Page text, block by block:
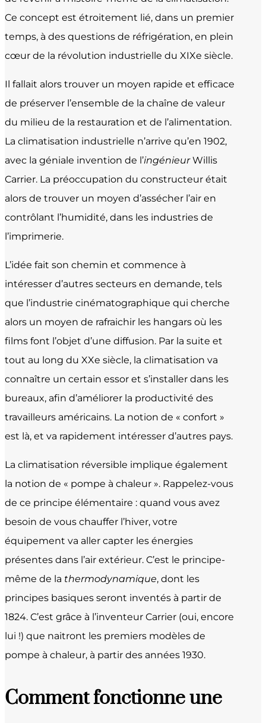
Ce concept est étroitement lié, dans un premier
temps, à des questions de réfrigération, en plein
cœur de la révolution industrielle du XIXe siècle.
Il fallait alors trouver un moyen rapide et efficace
de préserver l’ensemble de la chaîne de valeur
du milieu de la restauration et de l’alimentation.
La climatisation industrielle n’arrive qu’en 1902,
avec la géniale invention de l’ingénieurWillis
Carrier. La préoccupation du constructeur était
alors de trouver un moyen d’assécher l’air en
contrôlant l’humidité, dans les industries de
l’imprimerie.
L’idée fait son chemin et commence à
intéresser d’autres secteurs en demande, tels
que l’industrie cinématographique qui cherche
alors un moyen de rafraichir les hangars où les
films font l’objet d’une diffusion. Par la suite et
tout au long du XXe siècle, la climatisation va
connaître un certain essor et s’installer dans les
bureaux, afin d’améliorer la productivité des
travailleurs américains. La notion de « confort »
est là, et va rapidement intéresser d’autres pays.
La climatisation réversible implique également
la notion de « pompe à chaleur ». Rappelez-vous
de ce principe élémentaire : quand vous avez
besoin de vous chauffer l’hiver, votre
équipement va aller capter les énergies
présentes dans l’air extérieur. C’est le principe-
même de la thermodynamique, dont les
principes basiques seront inventés à partir de
1824. C’est grâce à l’inventeur Carrier (oui, encore
lui !) que naitront les premiers modèles de
pompe à chaleur, à partir des années 1930.
Comment fonctionne une